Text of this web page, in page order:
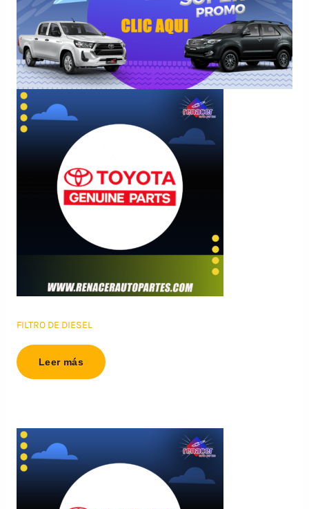
FILTRO DE DIESEL
Leer más